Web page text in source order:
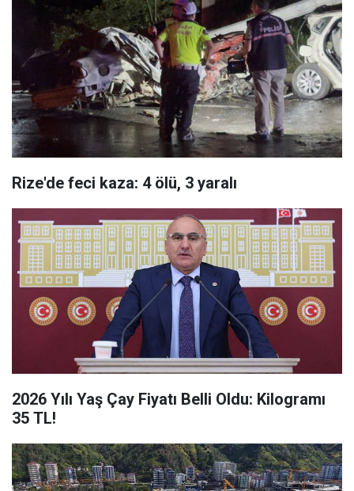
Rize'de feci kaza: 4 ölü, 3 yaralı
2026 Yılı Yaş Çay Fiyatı Belli Oldu: Kilogramı
35 TL!